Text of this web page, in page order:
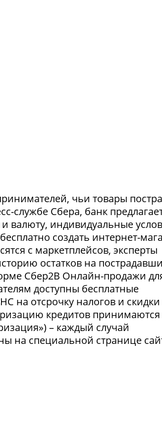
чьи товары
службе Сбера, банк
валюту, индивидуальные
создать интернет-
с маркетплейсов, эксперты
остатков на
Сбер2В Онлайн-продажи
доступны бесплатные
на отсрочку налогов и
кредитов принимаются
– каждый случай
на специальной странице